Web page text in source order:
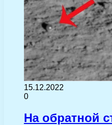
15.12.2022
0
На обратной